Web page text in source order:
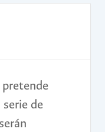
serie de